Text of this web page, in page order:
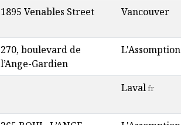
1895 Venables Street Vancouver
270, boulevard de
l’Ange-Gardien
L'Assomption
Lavalfr